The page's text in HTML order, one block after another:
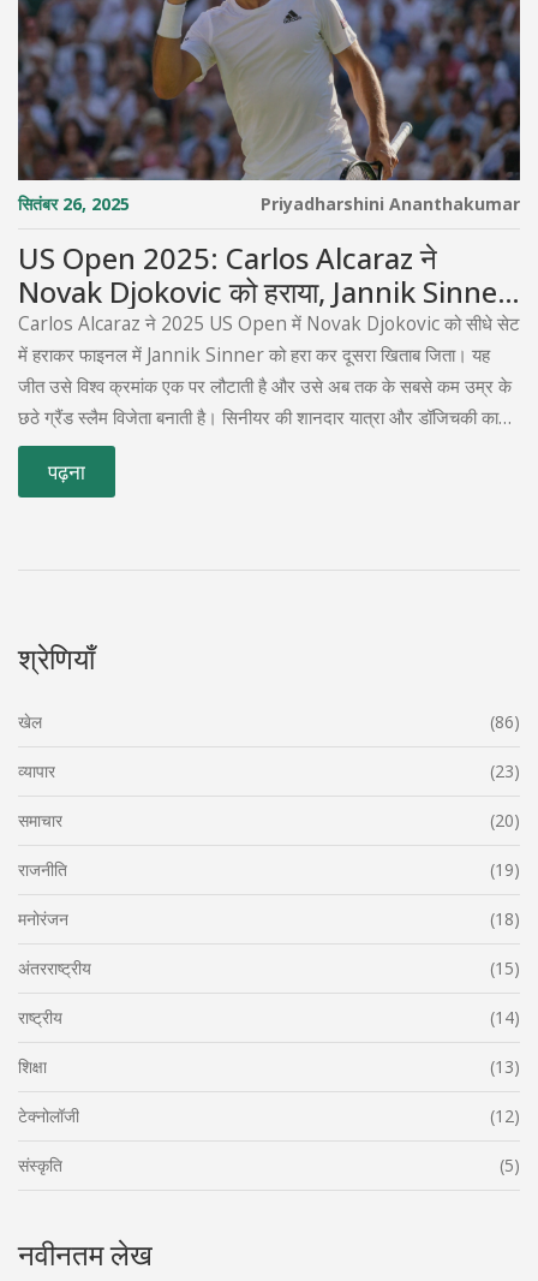
सितंबर 26, 2025 Priyadharshini Ananthakumar
US Open 2025: Carlos Alcaraz ने
Novak Djokovic को हराया, Jannik Sinner
को मात दे दूसरा खिताब
Carlos Alcaraz ने 2025 US Open में Novak Djokovic को सीधे सेट
में हराकर फाइनल में Jannik Sinner को हरा कर दूसरा खिताब जिता। यह
जीत उसे विश्व क्रमांक एक पर लौटाती है और उसे अब तक के सबसे कम उम्र के
छठे ग्रैंड स्लैम विजेता बनाती है। सिनीयर की शानदार यात्रा और डॉजिचकी का
ऐतिहासिक रिकॉर्ड भी इस टूर्नामेंट को यादगार बनाते हैं।
पढ़ना
श्रेणियाँ
खेल (86)
व्यापार (23)
समाचार (20)
राजनीति (19)
मनोरंजन (18)
अंतरराष्ट्रीय (15)
राष्ट्रीय (14)
शिक्षा (13)
टेक्नोलॉजी (12)
संस्कृति (5)
नवीनतम लेख